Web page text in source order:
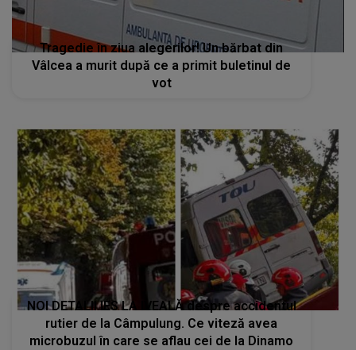
Tragedie în ziua alegerilor! Un bărbat din
Vâlcea a murit după ce a primit buletinul de
vot
NOI DETALII IES LA IVEALĂ despre accidentul
rutier de la Câmpulung. Ce viteză avea
microbuzul în care se aflau cei de la Dinamo